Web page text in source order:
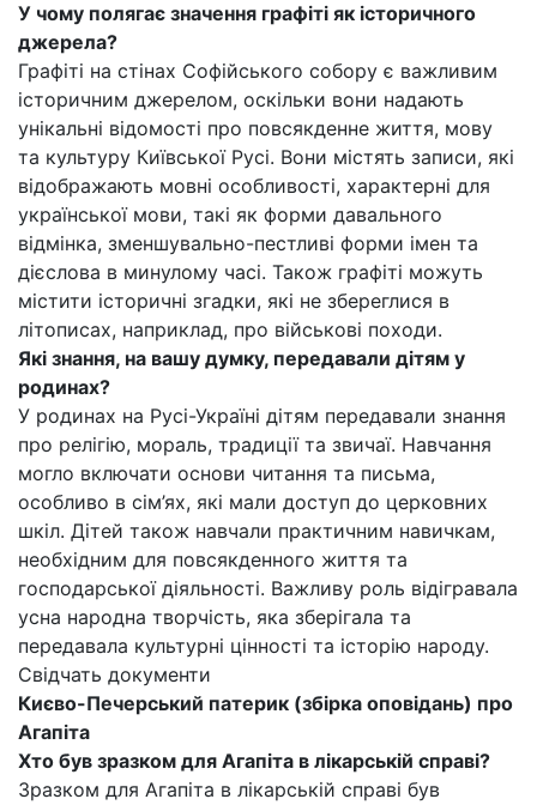
У чому полягає значення графіті як історичного
джерела?
Графіті на стінах Софійського собору є важливим
історичним джерелом, оскільки вони надають
унікальні відомості про повсякденне життя, мову
та культуру Київської Русі. Вони містять записи, які
відображають мовні особливості, характерні для
української мови, такі як форми давального
відмінка, зменшувально-пестливі форми імен та
дієслова в минулому часі. Також графіті можуть
містити історичні згадки, які не збереглися в
літописах, наприклад, про військові походи.
Які знання, на вашу думку, передавали дітям у
родинах?
У родинах на Русі-Україні дітям передавали знання
про релігію, мораль, традиції та звичаї. Навчання
могло включати основи читання та письма,
особливо в сім’ях, які мали доступ до церковних
шкіл. Дітей також навчали практичним навичкам,
необхідним для повсякденного життя та
господарської діяльності. Важливу роль відігравала
усна народна творчість, яка зберігала та
передавала культурні цінності та історію народу.
Свідчать документи
Києво-Печерський патерик (збірка оповідань) про
Агапіта
Хто був зразком для Агапіта в лікарській справі?
Зразком для Агапіта в лікарській справі був